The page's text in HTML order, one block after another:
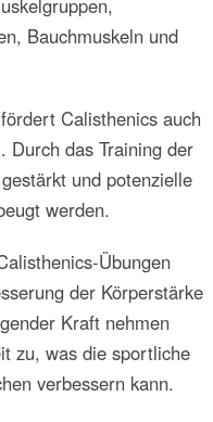
Bauchmuskeln und
Calisthenics auch
. Durch das Training der
und potenzielle
werden.
Übungen
der Körperstärke
Kraft nehmen
zu, was die sportliche
verbessern kann.